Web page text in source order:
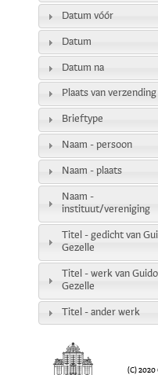
Datum vóór
Datum
Datum na
Plaats van verzending
Brieftype
Naam - persoon
Naam - plaats
Naam -
instituut/vereniging
Titel - gedicht van
Gezelle
Titel - werk van Guido
Gezelle
Titel - ander werk
(C) 2020